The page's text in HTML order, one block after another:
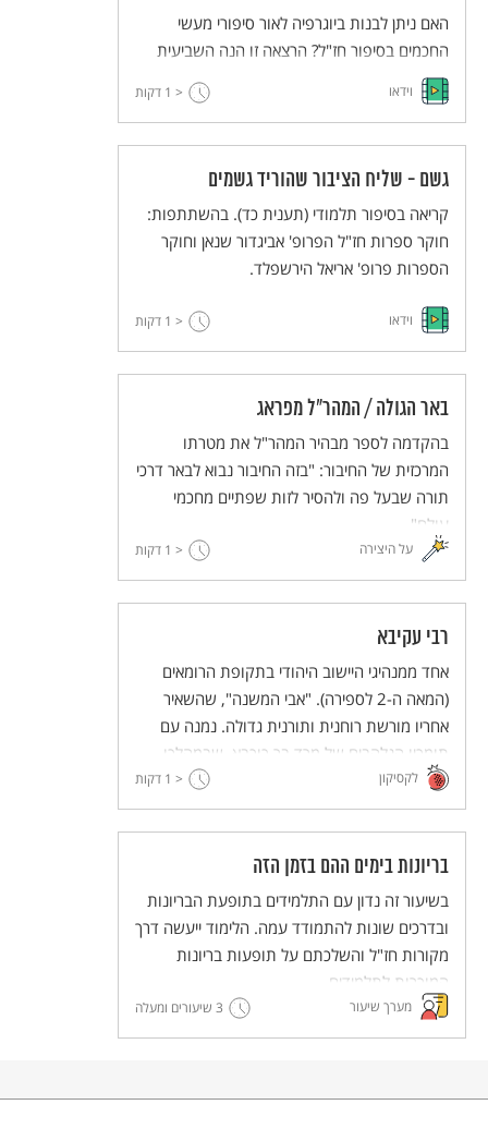
האם ניתן לבנות ביוגרפיה לאור סיפורי מעשי
החכמים בסיפור חז"ל? הרצאה זו הנה השביעית
בסדרת הרצאות מבוא לספרות האגדה.
וידאו < 1 דקות
גשם - שליח הציבור שהוריד גשמים
קריאה בסיפור תלמודי (תענית כד). בהשתתפות:
חוקר ספרות חז"ל הפרופ' אביגדור שנאן וחוקר
הספרות פרופ' אריאל הירשפלד.
וידאו < 1 דקות
באר הגולה / המהר"ל מפראג
בהקדמה לספר מבהיר המהר"ל את מטרתו
המרכזית של החיבור: "בזה החיבור נבוא לבאר דרכי
תורה שבעל פה ולהסיר לזות שפתיים מחכמי
עולם".
על היצירה < 1 דקות
רבי עקיבא
אחד ממנהיגי היישוב היהודי בתקופת הרומאים
(המאה ה-2 לספירה). "אבי המשנה", שהשאיר
אחריו מורשת רוחנית ותורנית גדולה. נמנה עם
תומכיו הנלהבים של מרד בר כוכבא, שבמהלכו
הוצא להורג.
לקסיקון < 1 דקות
בריונות בימים ההם בזמן הזה
בשיעור זה נדון עם התלמידים בתופעת הבריונות
ובדרכים שונות להתמודד עמה. הלימוד ייעשה דרך
מקורות חז"ל והשלכתם על תופעות בריונות
המוכרות לתלמידים.
מערך שיעור 3 שיעורים ומעלה